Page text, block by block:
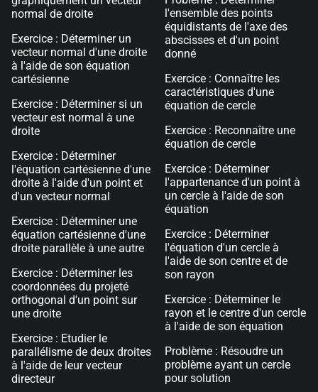
normal de droite
Exercice : Déterminer un
vecteur normal d'une droite
à l'aide de son équation
cartésienne
Exercice : Déterminer si un
vecteur est normal à une
droite
Exercice : Déterminer
l'équation cartésienne d'une
droite à l'aide d'un point et
d'un vecteur normal
Exercice : Déterminer une
équation cartésienne d'une
droite parallèle à une autre
Exercice : Déterminer les
coordonnées du projeté
orthogonal d'un point sur
une droite
Exercice : Etudier le
parallélisme de deux droites
à l'aide de leur vecteur
directeur
l'ensemble des points
équidistants de l'axe des
abscisses et d'un point
donné
Exercice : Connaître les
caractéristiques d'une
équation de cercle
Exercice : Reconnaître une
équation de cercle
Exercice : Déterminer
l'appartenance d'un point à
un cercle à l'aide de son
équation
Exercice : Déterminer
l'équation d'un cercle à
l'aide de son centre et de
son rayon
Exercice : Déterminer le
rayon et le centre d'un cercle
à l'aide de son équation
Problème : Résoudre un
problème ayant un cercle
pour solution